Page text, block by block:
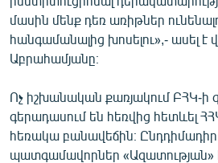
մասին մենք դեռ առիթներ
հանգամանալից խոսելու»,- ասել
Աբրահամյանը։
Ոչ իշխանական քառյակում ԲՀԿ-ի
գերադասում են հեռվից հետևել
հեռակա բանավեճին։ Ընդդիմադիր
պատգամավորներ «Ազատության»